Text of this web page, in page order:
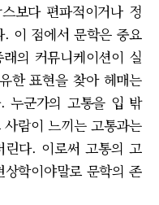
보다 편파적이거나 정
. 이 점에서 문학은 중요
의 커뮤니케이션이 실
한 표현을 찾아 헤매는
누군가의 고통을 입 밖
람이 느끼는 고통과는
다. 이로써 고통의 고
학이야말로 문학의 존